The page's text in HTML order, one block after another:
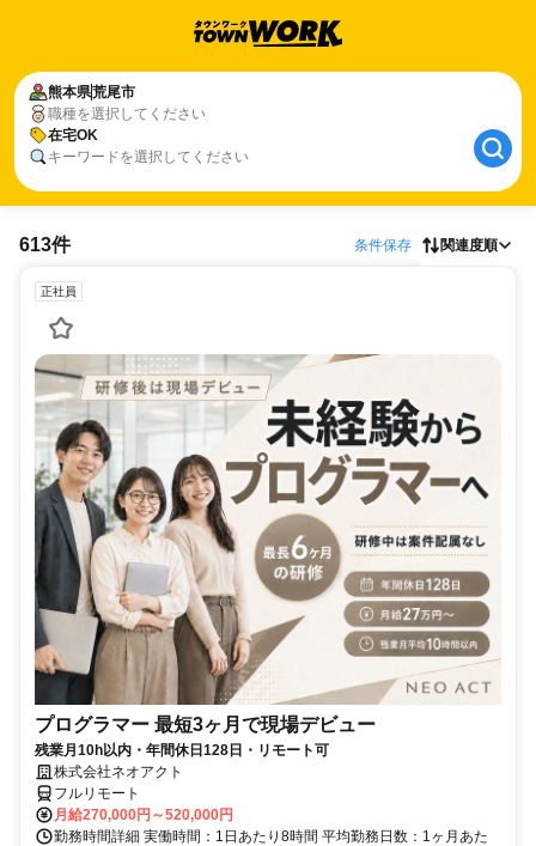
熊本県荒尾市
職種を選択してください
在宅OK
キーワードを選択してください
613件 条件保存 関連度順
正社員
プログラマー 最短3ヶ月で現場デビュー
残業月10h以内・年間休日128日・リモート可
株式会社ネオアクト
フルリモート
月給270,000円～520,000円
勤務時間詳細 実働時間：1日あたり8時間 平均勤務日数：1ヶ月あた